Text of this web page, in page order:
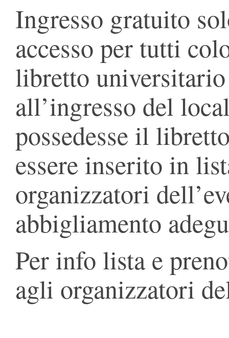
Ingresso gratuito
accesso per tutti
libretto
all’ingresso del
possedesse il
essere inserito in
organizzatori
abbigliamento
Per info lista e
agli organizzatori